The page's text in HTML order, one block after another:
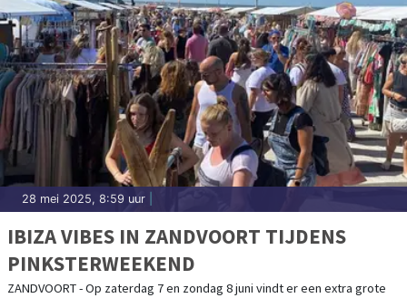
28 mei 2025, 8:59 uur
IBIZA VIBES IN ZANDVOORT TIJDENS
PINKSTERWEEKEND
ZANDVOORT - Op zaterdag 7 en zondag 8 juni vindt er een extra grote